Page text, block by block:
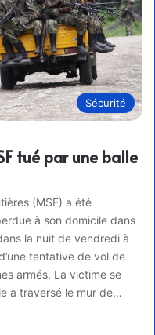
Sécurité
tué par une balle
(MSF) a été
à son domicile dans
la nuit de vendredi à
tentative de vol de
armés. La victime se
a traversé le mur de…